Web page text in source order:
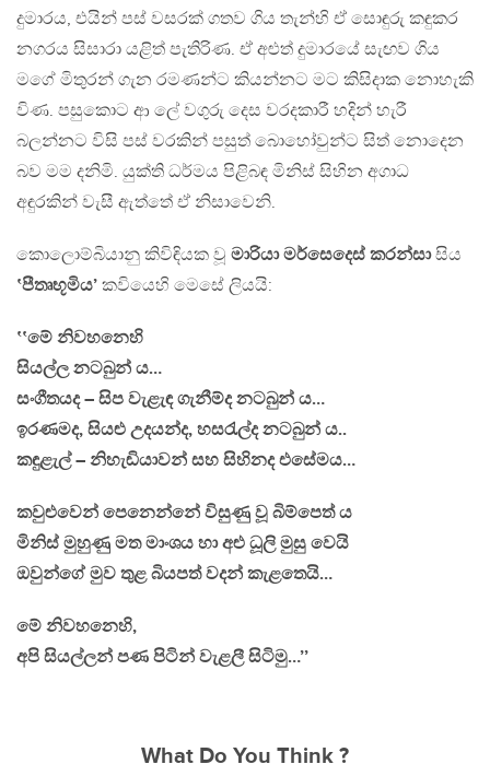
දුමාරය, එයින් පස් වසරක් ගතව ගිය තැන්හි ඒ සොඳුරු කඳුකර
නගරය සිසාරා යළිත් පැතිරිණ. ඒ අළුත් දුමාරයේ සැඟව ගිය
මගේ මිතුරන් ගැන රමණන්ට කියන්නට මට කිසිදාක නොහැකි
විණ. පසුකොට ආ ලේ වගුරු දෙස වරදකාරී හදින් හැරී
බලන්නට විසි පස් වරකින් පසුත් බොහෝවුන්ට සිත් නොදෙන
බව මම දනිමි. යුක්ති ධර්මය පිළිබඳ මිනිස් සිහින අගාධ
අඳුරකින් වැසී ඇත්තේ ඒ නිසාවෙනි.
කොලොම්බියානු කිවිඳියක වූ මාරියා මර්සෙදෙස් කරන්සාසිය
‛පීතෘභූමිය’ කවියෙහි මෙසේ ලියයි:
‛‛මේ නිවහනෙහි
සියල්ල නටබුන් ය…
සංගීතයද – සිප වැළැඳ ගැනීම්ද නටබුන් ය…
ඉරණමද, සියළු උදයන්ද, හසරැල්ද නටබුන් ය..
කඳුළැල් – නිහැඬියාවන් සහ සිහිනද එසේමය…
කවුළුවෙන් පෙනෙන්නේ විසුණු වූ බිම්පෙත් ය
මිනිස් මුහුණු මත මාංශය හා අළු ධූලි මුසු වෙයි
ඔවුන්ගේ මුව තුළ බියපත් වදන් කැළතෙයි…
මේ නිවහනෙහි,
අපි සියල්ලන් පණ පිටින් වැළලී සිටිමු…’’
What Do You Think ?